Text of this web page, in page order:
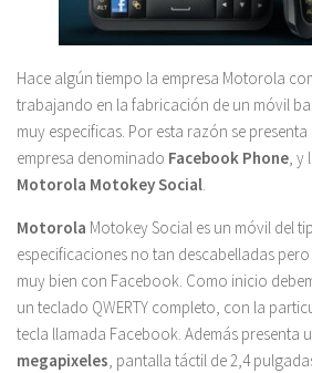
Hace algún tiempo la empresa Motorola
trabajando en la fabricación de un móvil
muy especificas. Por esta razón se
empresa denominado Facebook Phone, y
Motorola Motokey Social.
Motorola Motokey Social es un móvil del
especificaciones no tan descabelladas
muy bien con Facebook. Como inicio
un teclado QWERTY completo, con la
tecla llamada Facebook. Además presenta
megapixeles, pantalla táctil de 2,4